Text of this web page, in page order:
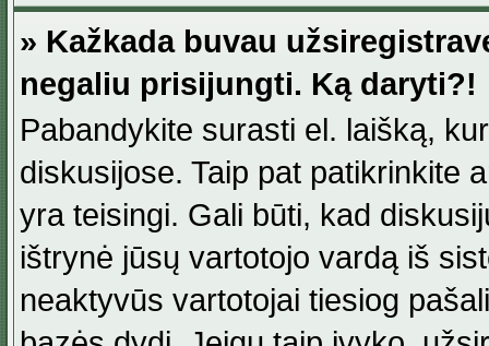
» Kažkada buvau
negaliu prisijungti. Ką daryti?!
Pabandykite surasti el. laišką,
diskusijose. Taip pat patikrinkite
yra teisingi. Gali būti, kad
ištrynė jūsų vartotojo vardą iš
neaktyvūs vartotojai tiesiog